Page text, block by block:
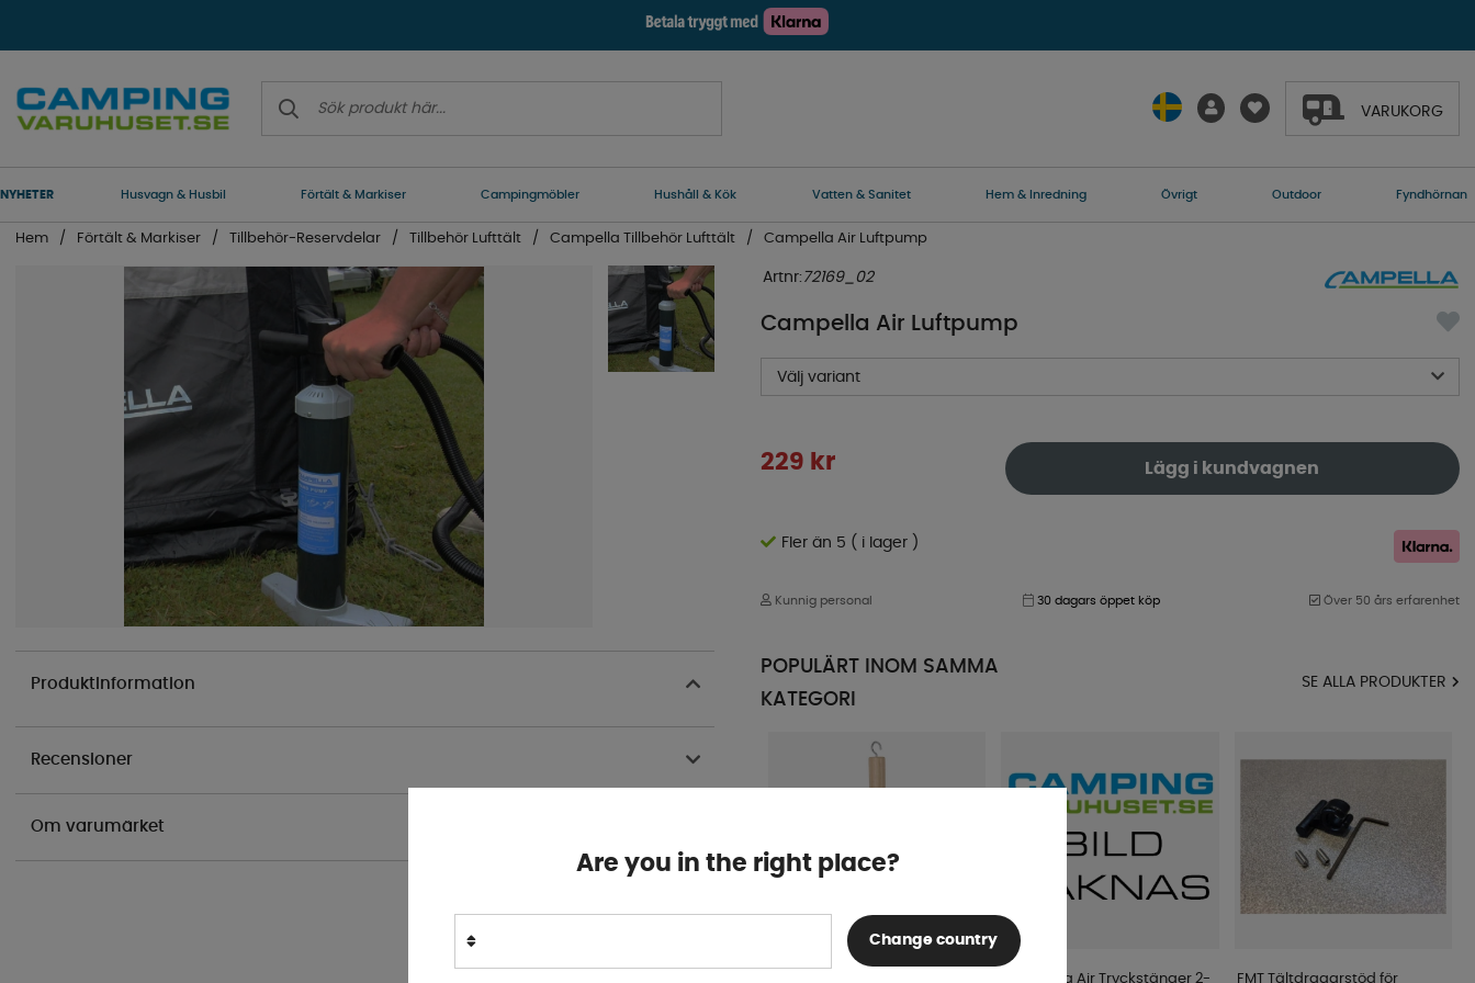
VARUKORG
NYHETER Husvagn & Husbil Förtält & Markiser Campingmöbler Hushåll & Kök Vatten & Sanitet Hem & Inredning Övrigt Outdoor Fyndhörnan
Hem Förtält & Markiser Tillbehör-Reservdelar Tillbehör Lufttält Campella Tillbehör Lufttält Campella Air Luftpump
Artnr: 72169_02
Campella Air Luftpump
Välj variant
229 kr Lägg i kundvagnen
Fler än 5 ( i lager )
Kunnig personal 30 dagars öppet köp Över 50 års erfarenhet
Produktinformation
Recensioner
Om varumärket
POPULÄRT INOM SAMMA
KATEGORI
SE ALLA PRODUKTER
Campella Air Tryckstänger 2- FMT Tältdragarstöd för
Are you in the right place?
Change country